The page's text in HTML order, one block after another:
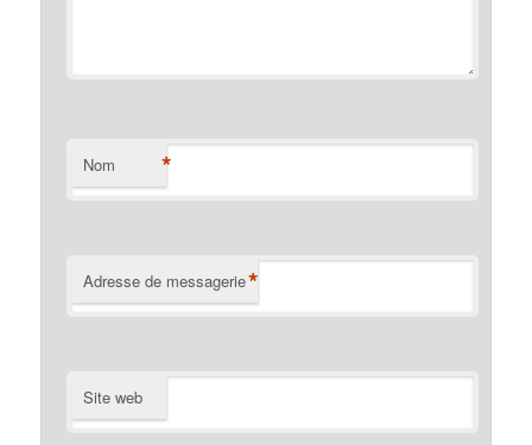
Nom *
Adresse de messagerie*
Site web